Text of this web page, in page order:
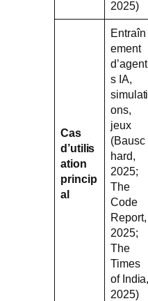
2025)
Cas
d’utilis
ation
princip
al
Entraîn
ement
d’agent
s IA,
simulati
ons,
jeux
(Bausc
hard,
2025;
The
Code
Report,
2025;
The
Times
of India,
2025)